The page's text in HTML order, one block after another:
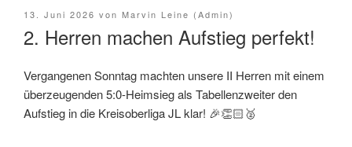
Veröffentlicht
13. Juni 2026 von Marvin Leine (Admin)
2. Herren machen Aufstieg perfekt!
Vergangenen Sonntag machten unsere II Herren mit einem
überzeugenden 5:0-Heimsieg als Tabellenzweiter den
Aufstieg in die Kreisoberliga JL klar! 🎉👏🏻🥈